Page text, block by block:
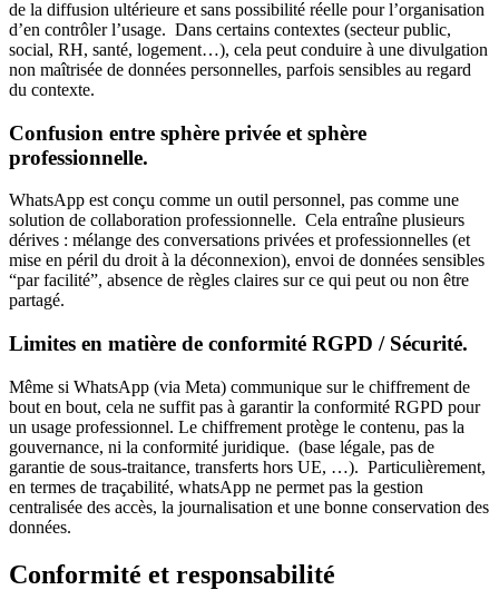
de la diffusion ultérieure et sans possibilité réelle pour l’organisation
d’en contrôler l’usage. Dans certains contextes (secteur public,
social, RH, santé, logement…), cela peut conduire à une divulgation
non maîtrisée de données personnelles, parfois sensibles au regard
du contexte.
Confusion entre sphère privée et sphère
professionnelle.
WhatsApp est conçu comme un outil personnel, pas comme une
solution de collaboration professionnelle. Cela entraîne plusieurs
dérives : mélange des conversations privées et professionnelles (et
mise en péril du droit à la déconnexion), envoi de données sensibles
“par facilité”, absence de règles claires sur ce qui peut ou non être
partagé.
Limites en matière de conformité RGPD / Sécurité.
Même si WhatsApp (via Meta) communique sur le chiffrement de
bout en bout, cela ne suffit pas à garantir la conformité RGPD pour
un usage professionnel. Le chiffrement protège le contenu, pas la
gouvernance, ni la conformité juridique. (base légale, pas de
garantie de sous-traitance, transferts hors UE, …). Particulièrement,
en termes de traçabilité, whatsApp ne permet pas la gestion
centralisée des accès, la journalisation et une bonne conservation des
données.
Conformité et responsabilité